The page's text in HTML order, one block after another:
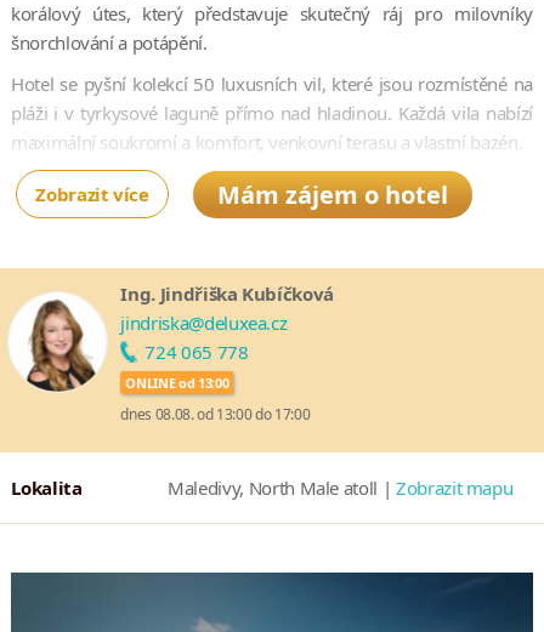
korálový útes, který představuje skutečný ráj pro milovníky
šnorchlování a potápění.
Hotel se pyšní kolekcí 50 luxusních vil, které jsou rozmístěné na
pláži i v tyrkysové laguně přímo nad hladinou. Každá vila nabízí
maximální soukromí a komfort, venkovní terasu a vlastní bazén.
Působivá hlavní hotelová budova, která se tyčí přímo nad
Indickým oceánem, nabízí společenský prostor pro setkávání
plážového baru a vinného sklípku. V rámci velkorysého balíčku
Premium All-Inclusive vás čekají exkluzivní kulinářské zážitky a
celá řada prémiových výhod.
Zobrazit více Mám zájem o hotel
Ing. Jindřiška Kubíčková
jindriska@deluxea.cz
724 065 778
ONLINE od 13:00
dnes 08.08. od 13:00 do 17:00
Lokalita Maledivy, North Male atoll | Zobrazit mapu